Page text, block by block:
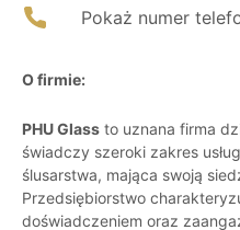
Pokaż numer
O firmie:
PHU Glass to uznana firma
świadczy szeroki zakres
ślusarstwa, mająca swoją
Przedsiębiorstwo
doświadczeniem oraz